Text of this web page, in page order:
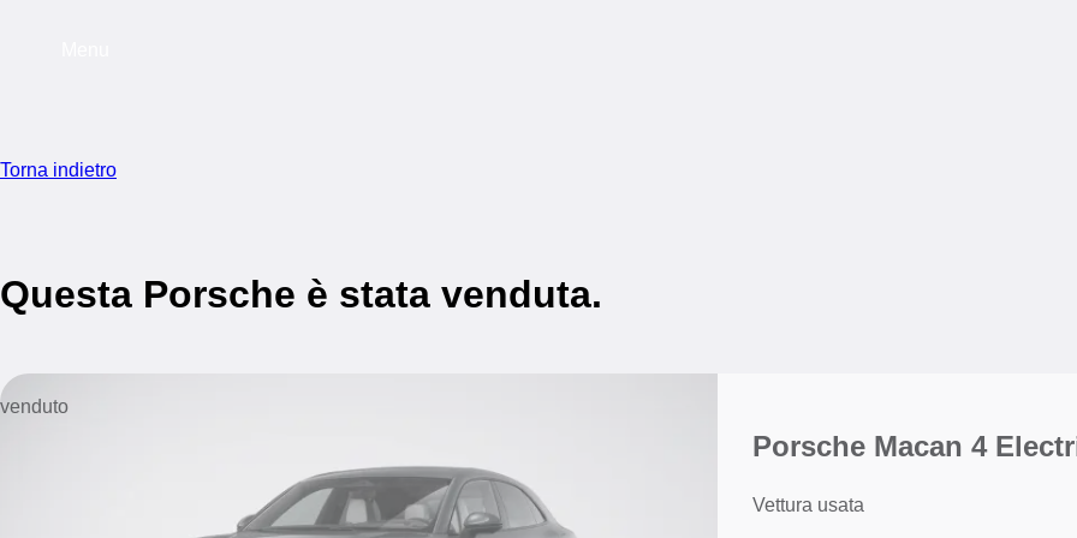
Torna indietro
Questa Porsche è stata venduta.
venduto
Porsche Macan 4
Vettura usata